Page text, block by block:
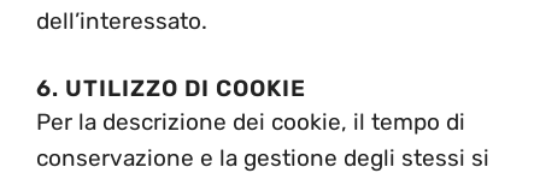
dell’interessato.
6. UTILIZZO DI COOKIE
Per la descrizione dei cookie, il tempo di
conservazione e la gestione degli stessi si